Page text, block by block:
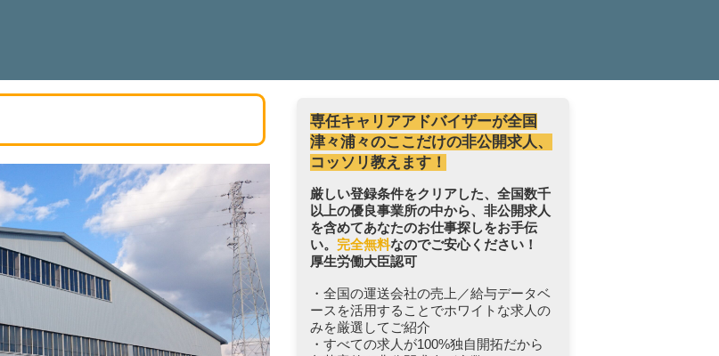
専任キャリアアドバイザーが全国
津々浦々のここだけの非公開求人、
コッソリ教えます！
厳しい登録条件をクリアした、全国数千
以上の優良事業所の中から、非公開求人
を含めてあなたのお仕事探しをお手伝
い。 完全無料なのでご安心ください！
厚生労働大臣認可
・全国の運送会社の売上／給与データベ
ースを活用することでホワイトな求人の
みを厳選してご紹介
・すべての求人が100%独自開拓だから